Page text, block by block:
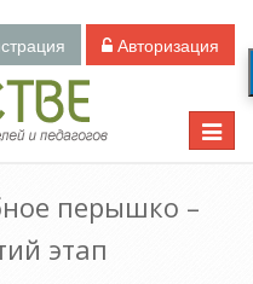
Авторизация
Toggle
перышко –
этап